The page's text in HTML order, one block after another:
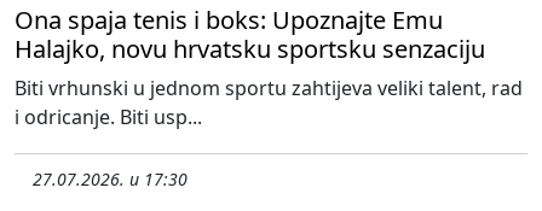
Ona spaja tenis i boks: Upoznajte Emu
Halajko, novu hrvatsku sportsku senzaciju
Biti vrhunski u jednom sportu zahtijeva veliki talent, rad
i odricanje. Biti usp...
27.07.2026. u 17:30